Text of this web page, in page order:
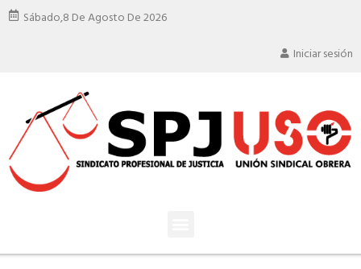
Sábado,8 De Agosto De 2026
Iniciar sesión